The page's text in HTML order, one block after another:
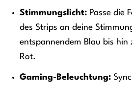
Stimmungslicht:Passe die
des Strips an deine
entspannendem Blau bis hin
Rot.
Gaming-Beleuchtung: